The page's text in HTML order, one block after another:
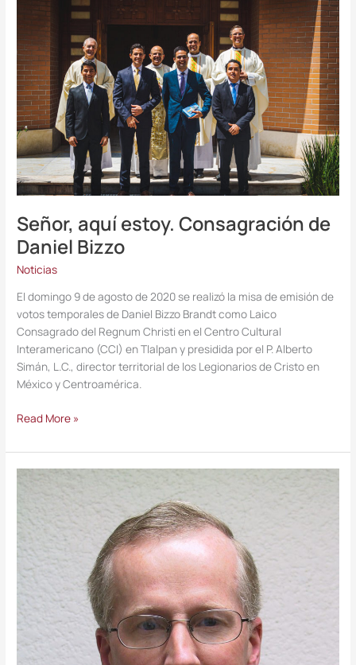
Señor, aquí estoy. Consagración de
Daniel Bizzo
Noticias
El domingo 9 de agosto de 2020 se realizó la misa de emisión de
votos temporales de Daniel Bizzo Brandt como Laico
Consagrado del Regnum Christi en el Centro Cultural
Interamericano (CCI) en Tlalpan y presidida por el P. Alberto
Simán, L.C., director territorial de los Legionarios de Cristo en
México y Centroamérica.
aquí
Consagración
de
Daniel
Bizzo
Read More »
¡Gracias
Señor
por
estos
40
años!